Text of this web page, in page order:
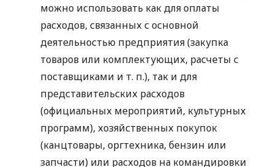
можно использовать как для оплаты
расходов, связанных с основной
деятельностью предприятия (закупка
товаров или комплектующих, расчеты с
поставщиками и т. п.), так и для
представительских расходов
(официальных мероприятий, культурных
программ), хозяйственных покупок
(канцтовары, оргтехника, бензин или
запчасти) или расходов на командировки